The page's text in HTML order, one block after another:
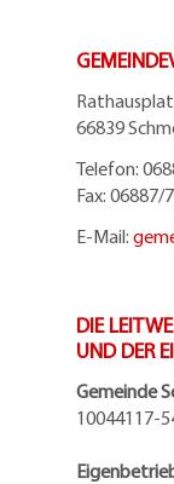
66839
Telefon:
Fax: 06887/
E-Mail:
DIE
UND DER
10044117-